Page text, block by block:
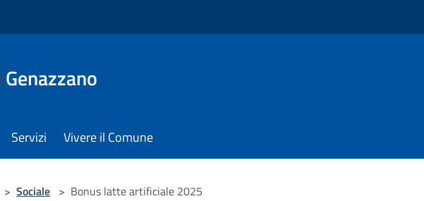
Servizi Vivere il Comune
> Sociale > Bonus latte artificiale 2025